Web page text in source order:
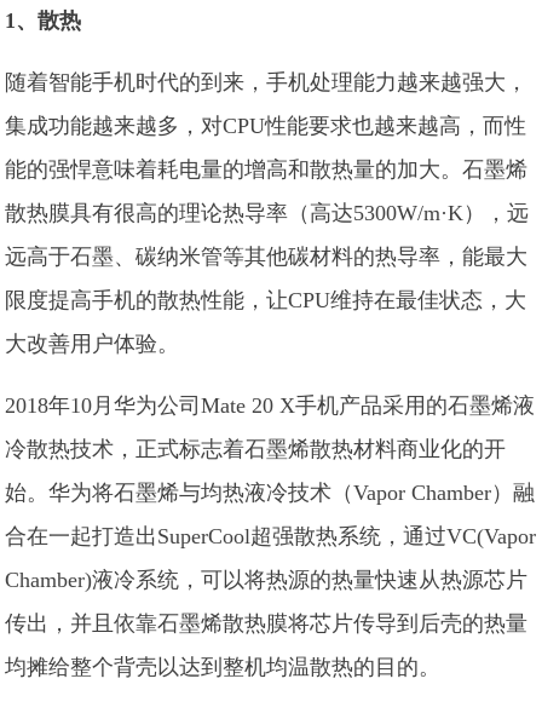
1、散热
随着智能手机时代的到来，手机处理能力越来越强大，
集成功能越来越多，对CPU性能要求也越来越高，而性
能的强悍意味着耗电量的增高和散热量的加大。石墨烯
散热膜具有很高的理论热导率（高达5300W/m·K），远
远高于石墨、碳纳米管等其他碳材料的热导率，能最大
限度提高手机的散热性能，让CPU维持在最佳状态，大
大改善用户体验。
2018年10月华为公司Mate 20 X手机产品采用的石墨烯液
冷散热技术，正式标志着石墨烯散热材料商业化的开
始。华为将石墨烯与均热液冷技术（Vapor Chamber）融
合在一起打造出SuperCool超强散热系统，通过VC(Vapor
Chamber)液冷系统，可以将热源的热量快速从热源芯片
传出，并且依靠石墨烯散热膜将芯片传导到后壳的热量
均摊给整个背壳以达到整机均温散热的目的。